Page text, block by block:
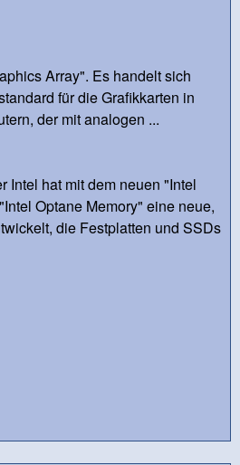
Array". Es handelt sich
für die Grafikkarten in
der mit analogen ...
Intel hat mit dem neuen "Intel
Optane Memory" eine neue,
die Festplatten und SSDs